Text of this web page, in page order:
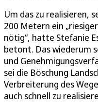
Um das zu realisieren,
200 Metern ein
nötig“, hatte Stefanie
betont. Das wiederum
und
sei die Böschung
Verbreiterung des
auch schnell zu